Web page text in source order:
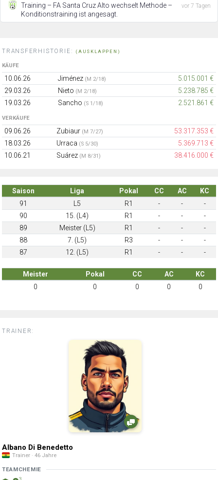
Training – FA Santa Cruz Alto wechselt Methode –
Konditionstraining ist angesagt.
vor 7 Tagen
TRANSFERHISTORIE: (AUSKLAPPEN)
KÄUFE
10.06.26 Jiménez (M 2/18)
5.015.001 €
29.03.26
Nieto (M 2/18)
5.238.785 €
19.03.26
Sancho (S 1/18) 2.521.861 €
VERKÄUFE
09.06.26 Zubiaur (M 7/27)
53.317.353 €
18.03.26
Urraca (S 5/30)
5.369.713 €
10.06.21
Suárez (M 8/31) 38.416.000 €
Saison Liga Pokal CC AC
KC
91
L5 R1 - -
-
90
15. (L4) R1 - -
-
89
Meister (L5) R1 - -
-
88
7. (L5) R3 - -
-
87
12. (L5) R1 - - -
Meister Pokal CC AC
KC
0
0 0 0 0
TRAINER:
Albano Di Benedetto
Trainer · 46 Jahre
TEAMCHEMIE